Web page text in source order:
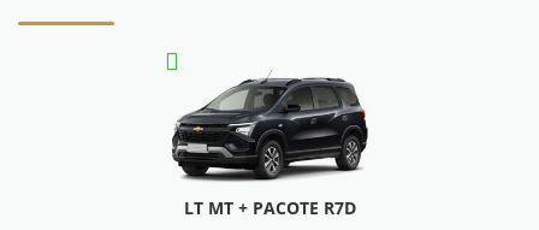
LT MT + PACOTE R7D